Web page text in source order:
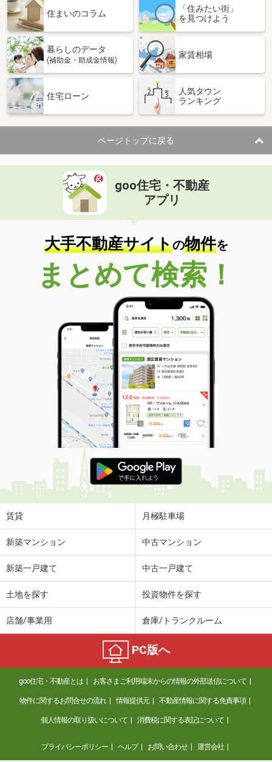
住まいのコラム
「住みたい街」
を見つけよう
暮らしのデータ
(補助金・助成金情報)
家賃相場
住宅ローン
人気タウン
ランキング
ページトップに戻る
goo住宅・不動産
アプリ
大手不動産サイトの物件を
まとめて検索！
賃貸 月極駐車場
新築マンション 中古マンション
新築一戸建て 中古一戸建て
土地を探す 投資物件を探す
店舗/事業用 倉庫/トランクルーム
PC版へ
goo住宅・不動産とは お客さまご利用端末からの情報の外部送信について
物件に関するお問合せの流れ 情報提供元 不動産情報に関する免責事項
個人情報の取り扱いについて 消費税に関する表記について
プライバシーポリシー ヘルプ お問い合わせ 運営会社